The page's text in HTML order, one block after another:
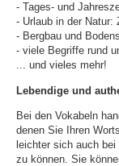
- Tages- und
- Urlaub in der Natur:
- Bergbau und
- viele Begriffe rund
... und vieles mehr!
Lebendige und
Bei den Vokabeln
denen Sie Ihren
leichter sich auch
zu können. Sie